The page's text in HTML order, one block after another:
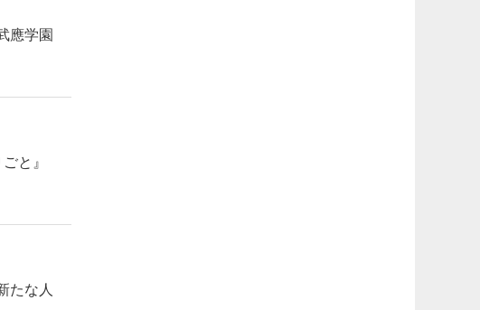
應学園
と』
たな人